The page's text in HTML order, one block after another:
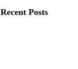
Recent Posts